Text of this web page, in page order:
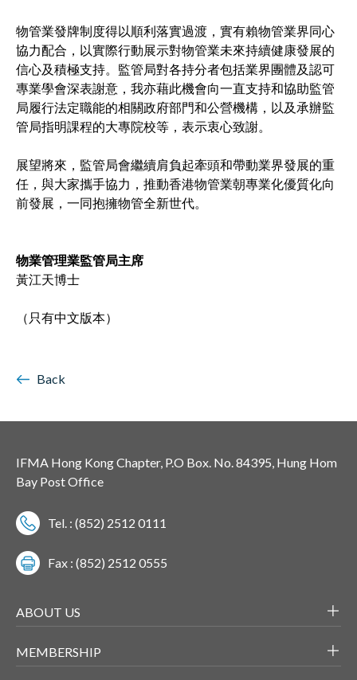
物管業發牌制度得以順利落實過渡，實有賴物管業界同心
協力配合，以實際行動展示對物管業未來持續健康發展的
信心及積極支持。監管局對各持分者包括業界團體及認可
專業學會深表謝意，我亦藉此機會向一直支持和協助監管
局履行法定職能的相關政府部門和公營機構，以及承辦監
管局指明課程的大專院校等，表示衷心致謝。
展望將來，監管局會繼續肩負起牽頭和帶動業界發展的重
任，與大家攜手協力，推動香港物管業朝專業化優質化向
前發展，一同抱擁物管全新世代。
物業管理業監管局主席
黃江天博士
（只有中文版本）
Back
IFMA Hong Kong Chapter, P.O Box. No. 84395, Hung Hom
Bay Post Office
Tel. : (852) 2512 0111
Fax : (852) 2512 0555
ABOUT US
MEMBERSHIP